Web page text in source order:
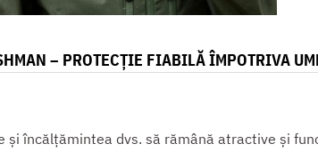
– PROTECȚIE FIABILĂ ÎMPOTRIVA
și încălțămintea dvs. să rămână atractive și